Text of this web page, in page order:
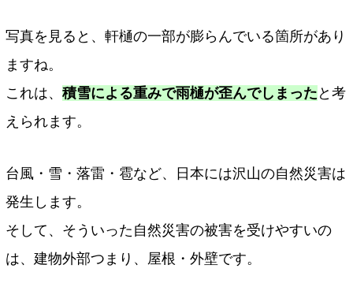
写真を見ると、軒樋の一部が膨らんでいる箇所があり
ますね。
これは、 積雪による重みで雨樋が歪んでしまった と考
えられます。
台風・雪・落雷・雹など、日本には沢山の自然災害は
発生します。
そして、そういった自然災害の被害を受けやすいの
は、建物外部つまり、屋根・外壁です。